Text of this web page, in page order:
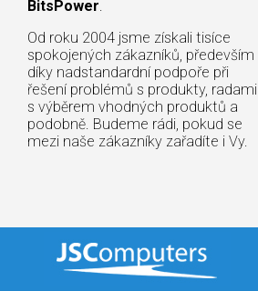
BitsPower.
Od roku 2004 jsme získali tisíce
spokojených zákazníků, především
díky nadstandardní podpoře při
řešení problémů s produkty, radami
s výběrem vhodných produktů a
podobně. Budeme rádi, pokud se
mezi naše zákazníky zařadíte i Vy.